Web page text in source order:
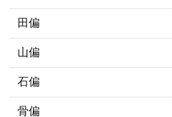
田偏
山偏
石偏
骨偏